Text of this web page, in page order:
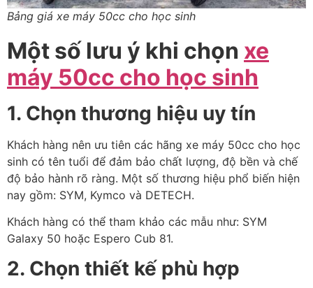
Bảng giá xe máy 50cc cho học sinh
Một số lưu ý khi chọn xe
máy 50cc cho học sinh
1. Chọn thương hiệu uy tín
Khách hàng nên ưu tiên các hãng xe máy 50cc cho học
sinh có tên tuổi để đảm bảo chất lượng, độ bền và chế
độ bảo hành rõ ràng. Một số thương hiệu phổ biến hiện
nay gồm: SYM, Kymco và DETECH.
Khách hàng có thể tham khảo các mẫu như: SYM
Galaxy 50 hoặc Espero Cub 81.
2. Chọn thiết kế phù hợp